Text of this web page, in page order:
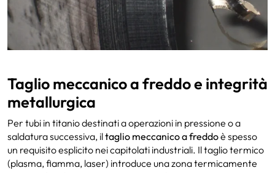
Taglio meccanico a freddo e integrità
metallurgica
Per tubi in titanio destinati a operazioni in pressione o a
saldatura successiva, iltaglio meccanico a freddoè spesso
un requisito esplicito nei capitolati industriali. Il taglio termico
(plasma, fiamma, laser) introduce una zona termicamente